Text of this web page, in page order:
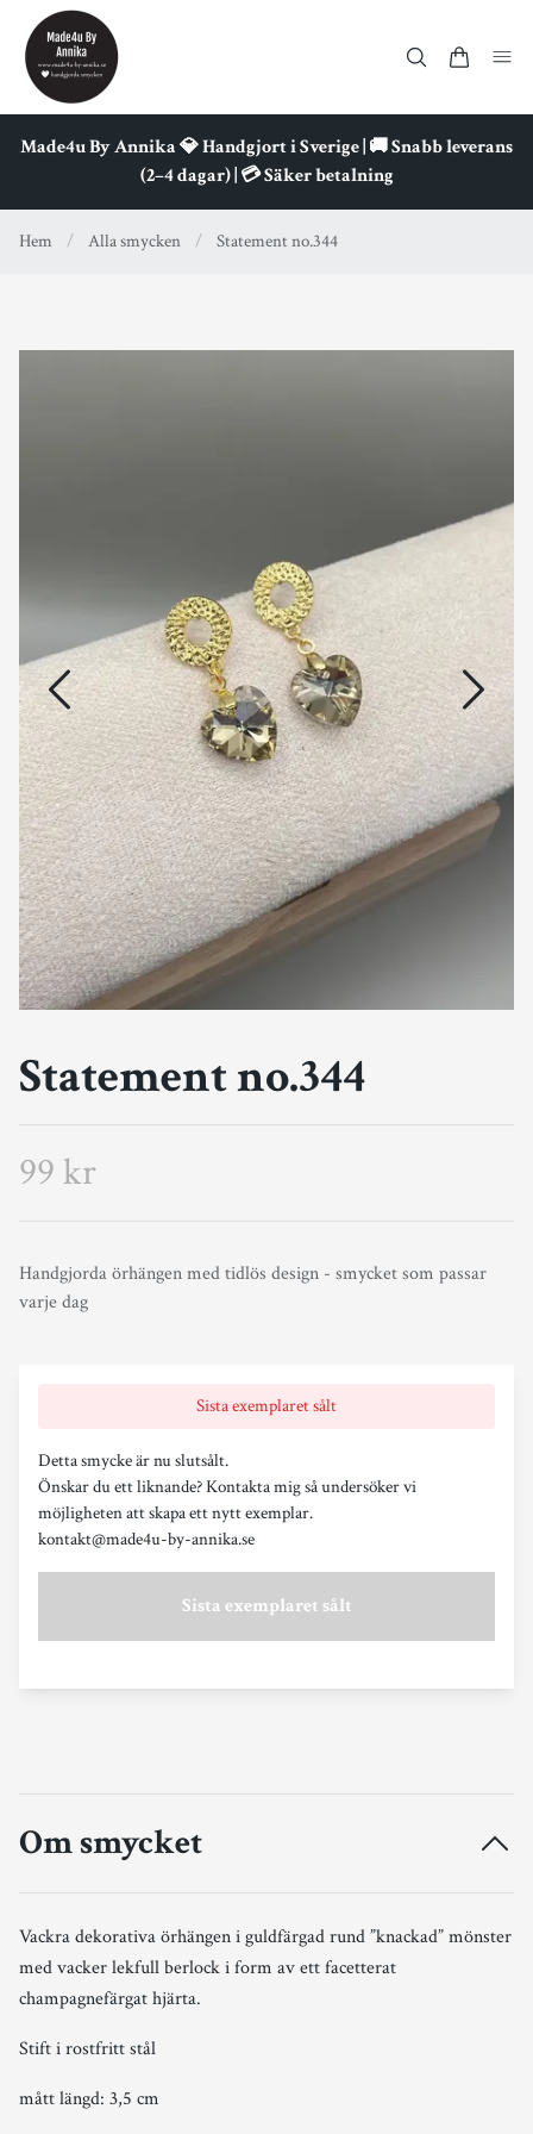
Made4u By Annika 💎 Handgjort i Sverige | 🚚 Snabb leverans
(2–4 dagar) | 💳 Säker betalning
Hem / Alla smycken / Statement no.344
Statement no.344
99 kr
Handgjorda örhängen med tidlös design - smycket som passar
varje dag
Sista exemplaret sålt
Detta smycke är nu slutsålt.
Önskar du ett liknande? Kontakta mig så undersöker vi
möjligheten att skapa ett nytt exemplar.
kontakt@made4u-by-annika.se
Sista exemplaret sålt
Om smycket
Vackra dekorativa örhängen i guldfärgad rund ”knackad” mönster
med vacker lekfull berlock i form av ett facetterat
champagnefärgat hjärta.
Stift i rostfritt stål
mått längd: 3,5 cm